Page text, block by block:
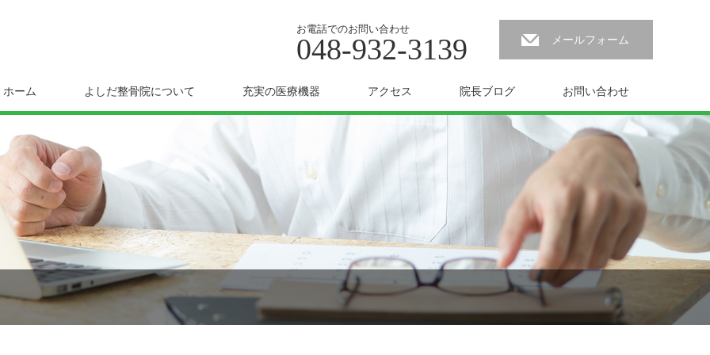
お電話でのお問い合わせ
048-932-3139 メールフォーム
ホーム よしだ整骨院について 充実の医療機器 アクセス 院長ブログ お問い合わせ